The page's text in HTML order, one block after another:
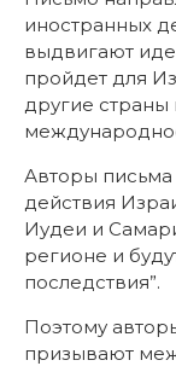
иностранных
выдвигают
пройдет для
другие страны
Авторы
действия
Иудеи и
регионе и
последствия”.
Поэтому
призывают